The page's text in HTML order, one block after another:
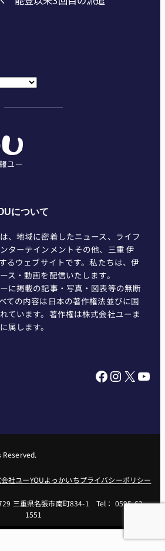
について
、地域に密着したニュース、ライフ
ターテインメントその他、三重 伊
るウェブサイトです。私たちは、伊
ス・動画を配信いたします。
に掲載の記事・写真・図表等の無断
ての内容は日本の著作権法並びに国
ています。著作権は株式会社ユーま
属します。
Facebook InstagramX YouTube
Reserved.
社ユーYOUよっかいちプライバシーポリシー
三重県名張市南町834-1 Tel： 0595-62-
1551